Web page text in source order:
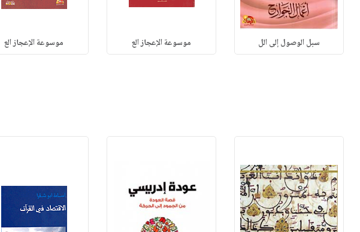
سبل الوصول إلى الل موسوعة الإعجاز الع موسوعة الإعجاز الع